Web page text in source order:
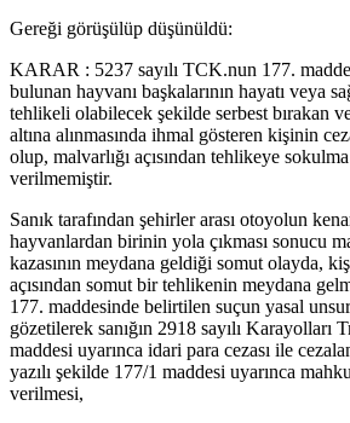
Gereği görüşülüp düşünüldü:
KARAR : 5237 sayılı TCK.nun 177.
bulunan hayvanı başkalarının hayatı veya
tehlikeli olabilecek şekilde serbest bırakan
altına alınmasında ihmal gösteren kişinin
olup, malvarlığı açısından tehlikeye
verilmemiştir.
Sanık tarafından şehirler arası otoyolun
hayvanlardan birinin yola çıkması sonucu
kazasının meydana geldiği somut olayda,
açısından somut bir tehlikenin meydana
177. maddesinde belirtilen suçun yasal
gözetilerek sanığın 2918 sayılı Karayolları
maddesi uyarınca idari para cezası ile
yazılı şekilde 177/1 maddesi uyarınca
verilmesi,